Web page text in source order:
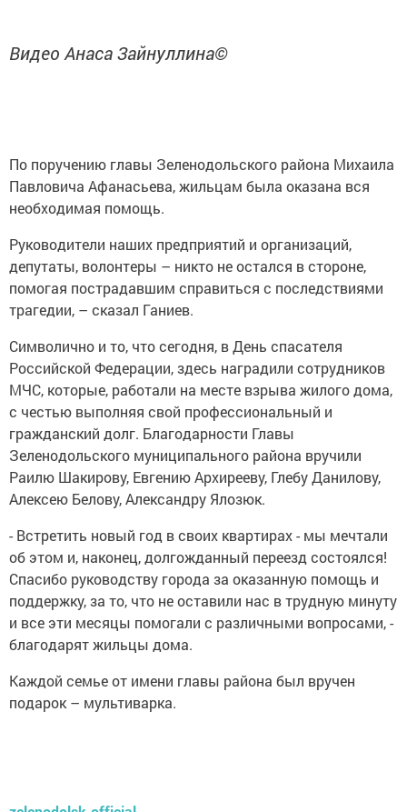
Видео Анаса Зайнуллина©
По поручению главы Зеленодольского района Михаила
Павловича Афанасьева, жильцам была оказана вся
необходимая помощь.
Руководители наших предприятий и организаций,
депутаты, волонтеры – никто не остался в стороне,
помогая пострадавшим справиться с последствиями
трагедии, – сказал Ганиев.
Символично и то, что сегодня, в День спасателя
Российской Федерации, здесь наградили сотрудников
МЧС, которые, работали на месте взрыва жилого дома,
с честью выполняя свой профессиональный и
гражданский долг. Благодарности Главы
Зеленодольского муниципального района вручили
Раилю Шакирову, Евгению Архирееву, Глебу Данилову,
Алексею Белову, Александру Ялозюк.
- Встретить новый год в своих квартирах - мы мечтали
об этом и, наконец, долгожданный переезд состоялся!
Спасибо руководству города за оказанную помощь и
поддержку, за то, что не оставили нас в трудную минуту
и все эти месяцы помогали с различными вопросами, -
благодарят жильцы дома.
Каждой семье от имени главы района был вручен
подарок – мультиварка.